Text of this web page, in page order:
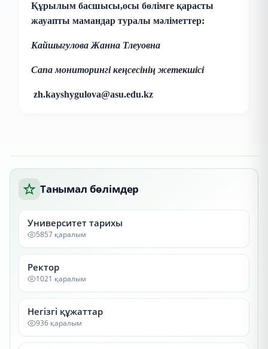
Құрылым басшысы,осы бөлімге қарасты
жауапты мамандар туралы мәліметтер:
Кайшыгулова Жанна Тлеуовна
Сапа мониторингі кеңсесінің жетекшісі
zh.kayshygulova@asu.edu.kz
Танымал бөлімдер
Университет тарихы
5857 қаралым
Ректор
1021 қаралым
Негізгі құжаттар
936 қаралым